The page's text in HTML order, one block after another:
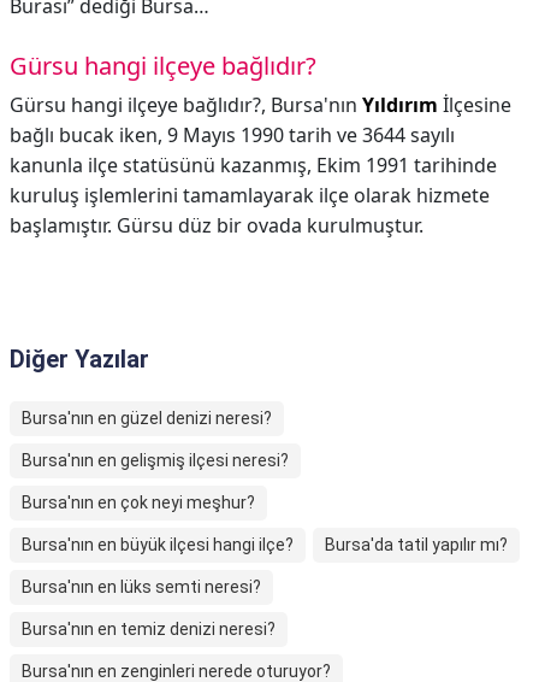
Burası” dediği Bursa…
Gürsu hangi ilçeye bağlıdır?
Gürsu hangi ilçeye bağlıdır?, Bursa'nın Yıldırım İlçesine
bağlı bucak iken, 9 Mayıs 1990 tarih ve 3644 sayılı
kanunla ilçe statüsünü kazanmış, Ekim 1991 tarihinde
kuruluş işlemlerini tamamlayarak ilçe olarak hizmete
başlamıştır. Gürsu düz bir ovada kurulmuştur.
Diğer Yazılar
Bursa'nın en güzel denizi neresi?
Bursa'nın en gelişmiş ilçesi neresi?
Bursa'nın en çok neyi meşhur?
Bursa'nın en büyük ilçesi hangi ilçe? Bursa'da tatil yapılır mı?
Bursa'nın en lüks semti neresi?
Bursa'nın en temiz denizi neresi?
Bursa'nın en zenginleri nerede oturuyor?